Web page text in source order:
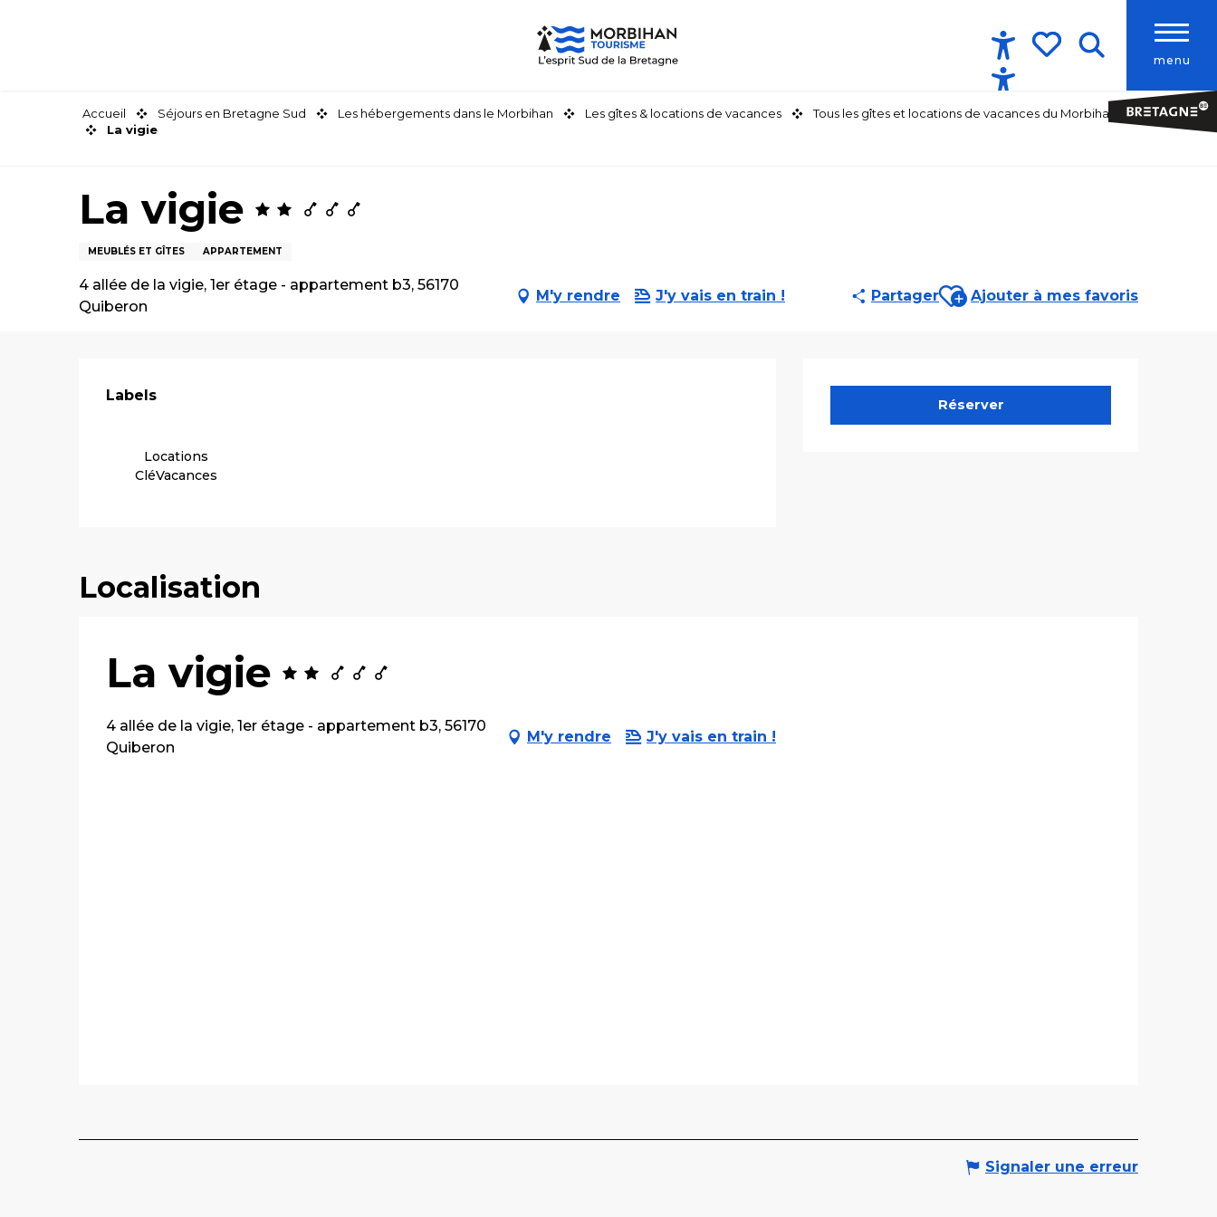
menu
Accessibilité
Accueil Séjours en Bretagne Sud Les hébergements dans le Morbihan Les gîtes & locations de vacances
Tous les gîtes et locations de vacances du Morbihan
La vigie
La vigie
MEUBLÉS ET GÎTES APPARTEMENT
4 allée de la vigie, 1er étage - appartement b3, 56170
Quiberon
M'y rendre J'y vais en train ! PartagerAjouter aux favoris
Ajouter à mes favoris
Ouverture et
Réserver
Offres de prestations
Labels
Labels
Locations
CléVacances
Localisation
La vigie
4 allée de la vigie, 1er étage - appartement b3, 56170
Quiberon
M'y rendre J'y vais en train !
Signaler une erreur